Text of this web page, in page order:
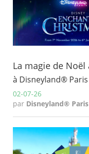
La magie de
à Disneyland® Paris
02-07-26
par Disneyland® Paris